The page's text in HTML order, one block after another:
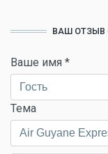
ВАШ ОТЗЫВ
Ваше имя *
Тема